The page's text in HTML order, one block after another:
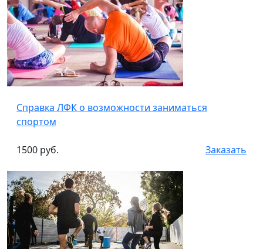
Справка ЛФК о возможности заниматься
спортом
1500 руб. Заказать